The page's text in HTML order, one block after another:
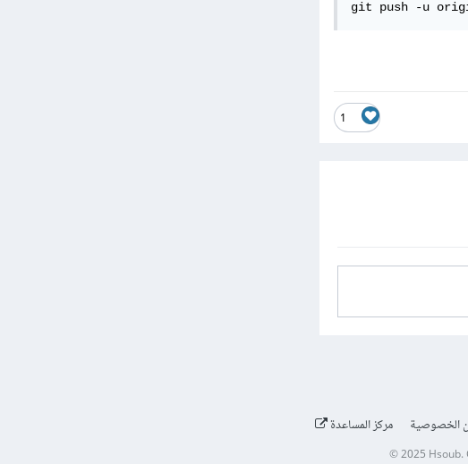
git push -u
1
الخصوصية مركز المساعدة
© 2025 Hsoub.